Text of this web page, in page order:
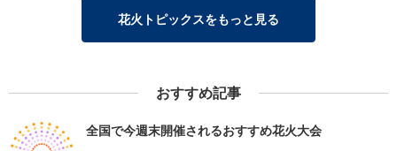
花火トピックスをもっと見る
おすすめ記事
全国で今週末開催されるおすすめ花火大会